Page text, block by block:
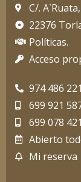
C/.
22376
Políticas.
Acceso
974 486 221
699 921
699 078 421
Abierto
Mi reserva